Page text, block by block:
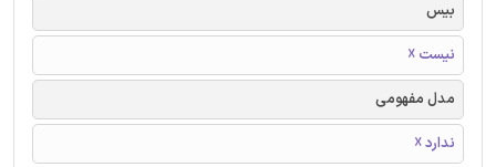
بیس
نیست ☓
مدل مفهومی
ندارد ☓